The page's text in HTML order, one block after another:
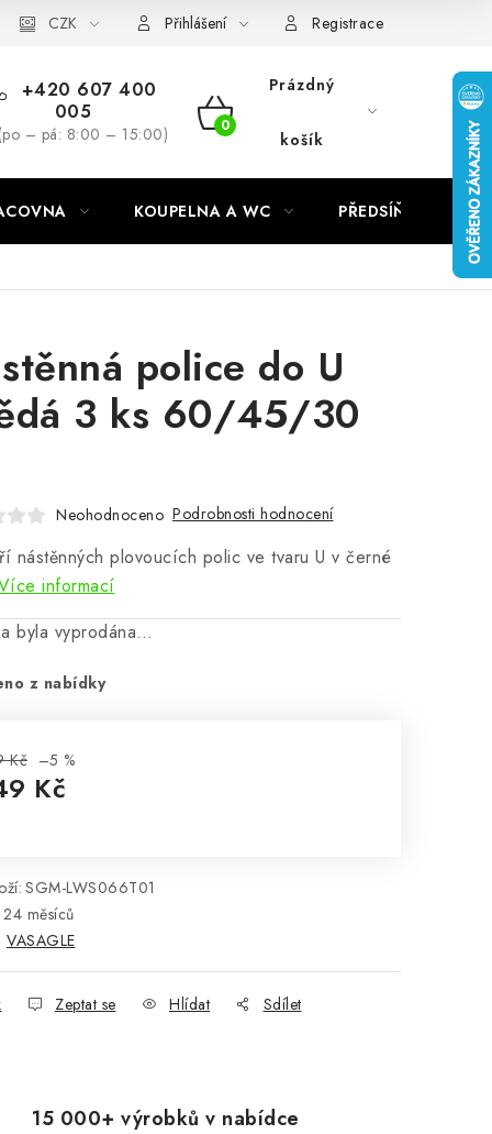
CZK Přihlášení Registrace
+420 607 400
005
– pá: 8:00 – 15:00)
NÁKUPNÍ
Prázdný
košík
KOUPELNA A WC PŘEDSÍŇ
police do U
3 ks 60/45/30
Neohodnoceno Podrobnosti hodnocení
nástěnných plovoucích polic ve tvaru U v černé
informací
byla vyprodána…
z nabídky
Kč –5 %
Kč
SGM-LWS066T01
24 měsíců
VASAGLE
Zeptat se Hlídat Sdílet
15 000+ výrobků v nabídce